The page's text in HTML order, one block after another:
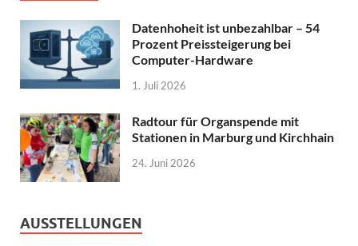
Datenhoheit ist unbezahlbar – 54
Prozent Preissteigerung bei
Computer-Hardware
1. Juli 2026
Radtour für Organspende mit
Stationen in Marburg und Kirchhain
24. Juni 2026
AUSSTELLUNGEN